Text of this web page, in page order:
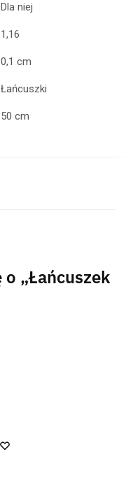
Dla niej
1,16
0,1 cm
Łańcuszki
50 cm
„Łańcuszek